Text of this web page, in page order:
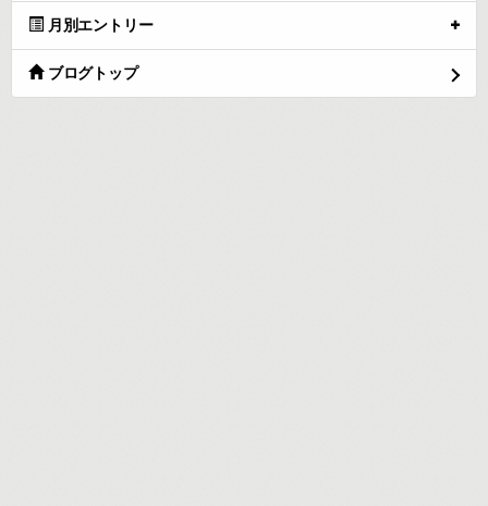
月別エントリー
ブログトップ